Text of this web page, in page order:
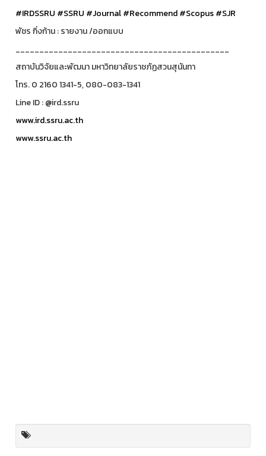
#IRDSSRU #SSRU #Journal#Recommend#Scopus#SJR
พัชร กิ่งก้าน : รายงาน /ออกแบบ
_____________________________________________
สถาบันวิจัยและพัฒนา มหาวิทยาลัยราชภัฏสวนสุนันทา
โทร. 0 2160 1341-5, 080-083-1341
Line ID : @ird.ssru
www.ird.ssru.ac.th
www.ssru.ac.th